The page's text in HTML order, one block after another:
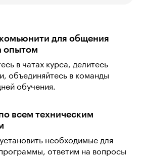
для общения
опытом
в чатах курса, делитесь
объединяйтесь в команды
обучения.
всем техническим
необходимые для
ответим на вопросы